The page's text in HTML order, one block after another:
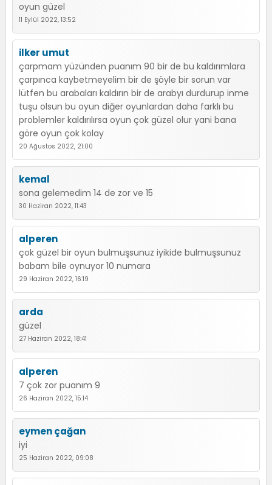
oyun güzel
11 Eylül 2022, 13:52
ilker umut
çarpmam yüzünden puanım 90 bir de bu kaldırımlara
çarpınca kaybetmeyelim bir de şöyle bir sorun var
lütfen bu arabaları kaldırın bir de arabyı durdurup inme
tuşu olsun bu oyun diğer oyunlardan daha farklı bu
problemler kaldırılırsa oyun çok güzel olur yani bana
göre oyun çok kolay
20 Ağustos 2022, 21:00
kemal
sona gelemedim 14 de zor ve 15
30 Haziran 2022, 11:43
alperen
çok güzel bir oyun bulmuşsunuz iyikide bulmuşsunuz
babam bile oynuyor 10 numara
29 Haziran 2022, 16:19
arda
güzel
27 Haziran 2022, 18:41
alperen
7 çok zor puanım 9
26 Haziran 2022, 15:14
eymen çağan
iyi
25 Haziran 2022, 09:08